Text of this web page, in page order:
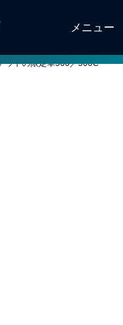
メニュー
ットの限定車500／500C